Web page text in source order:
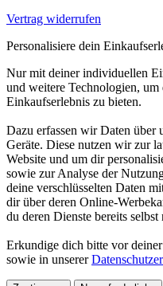
Vertrag widerrufen
Personalisiere dein
Nur mit deiner individuellen
und weitere Technologien, um
Einkaufserlebnis zu bieten.
Dazu erfassen wir Daten über
Geräte. Diese nutzen wir zur
Website und um dir
sowie zur Analyse der
deine verschlüsselten Daten
dir über deren Online-
du deren Dienste bereits selbst
Erkundige dich bitte vor
sowie in unserer